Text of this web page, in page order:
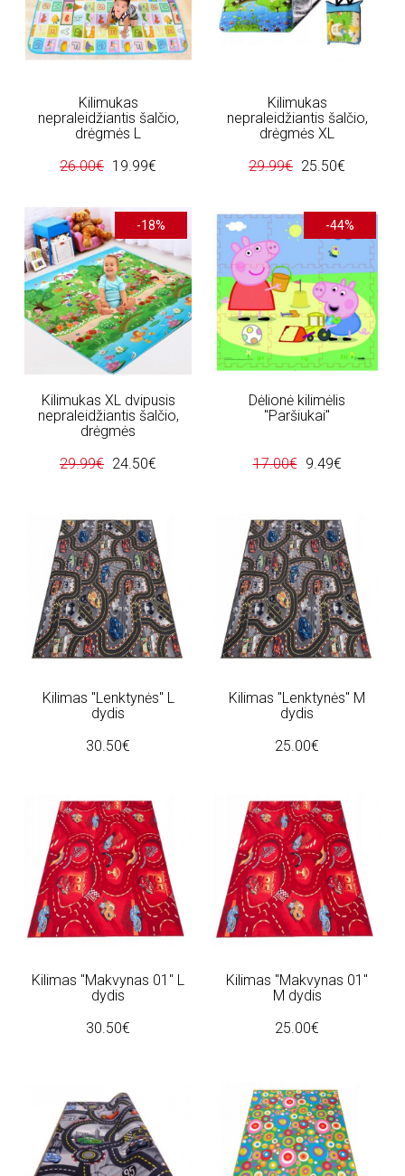
Kilimukas
nepraleidžiantis šalčio,
drėgmės L
26.00€ 19.99€
Kilimukas
nepraleidžiantis šalčio,
drėgmės XL
29.99€ 25.50€
-18%
Kilimukas XL dvipusis
nepraleidžiantis šalčio,
drėgmės
29.99€ 24.50€
-44%
Dėlionė kilimėlis
"Paršiukai"
17.00€ 9.49€
Kilimas "Lenktynės" L
dydis
30.50€
Kilimas "Lenktynės" M
dydis
25.00€
Kilimas "Makvynas 01" L
dydis
30.50€
Kilimas "Makvynas 01"
M dydis
25.00€